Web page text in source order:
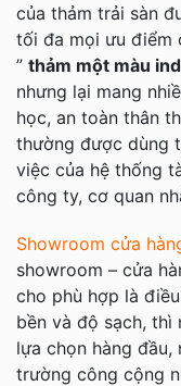
của thảm trải sàn
tối đa mọi ưu điểm
” thảm một màu
nhưng lại mang
học, an toàn thân
thường được dùng
việc của hệ thống
công ty, cơ quan
Showroom cửa
showroom – cửa
cho phù hợp là
bền và độ sạch, thì
lựa chọn hàng
trường công cộng